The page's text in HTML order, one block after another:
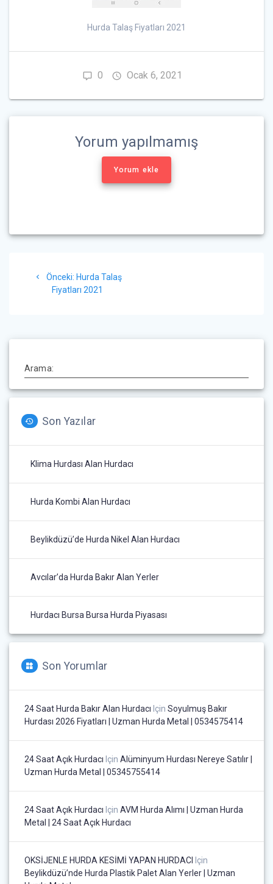
Hurda Talaş Fiyatları 2021
0 Ocak 6, 2021
Yorum yapılmamış
Yorum ekle
Yazı
gezinmesi
Önceki: Önceki
yazı:
Hurda Talaş
Fiyatları 2021
Arama:
Son Yazılar
Klima Hurdası Alan Hurdacı
Hurda Kombi Alan Hurdacı
Beylikdüzü’de Hurda Nikel Alan Hurdacı
Avcılar’da Hurda Bakır Alan Yerler
Hurdacı Bursa Bursa Hurda Piyasası
Son Yorumlar
24 Saat Hurda Bakır Alan Hurdacı Için Soyulmuş Bakır
Hurdası 2026 Fiyatları | Uzman Hurda Metal | 0534575414
24 Saat Açık Hurdacı Için Alüminyum Hurdası Nereye Satılır |
Uzman Hurda Metal | 05345755414
24 Saat Açık Hurdacı Için AVM Hurda Alımı | Uzman Hurda
Metal | 24 Saat Açık Hurdacı
OKSİJENLE HURDA KESİMİ YAPAN HURDACI Için
Beylikdüzü’nde Hurda Plastik Palet Alan Yerler | Uzman